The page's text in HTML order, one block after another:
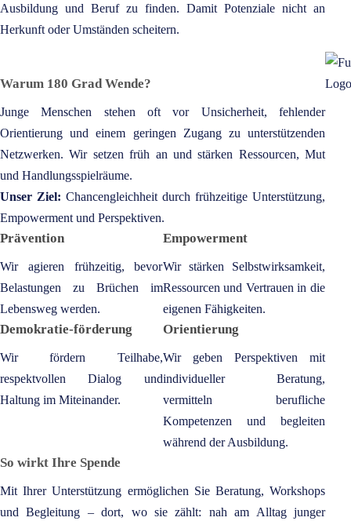
Ausbildung und Beruf zu finden. Damit Potenziale nicht an
Herkunft oder Umständen scheitern.
Warum 180 Grad Wende?
Junge Menschen stehen oft vor Unsicherheit, fehlender
Orientierung und einem geringen Zugang zu unterstützenden
Netzwerken. Wir setzen früh an und stärken Ressourcen, Mut
und Handlungsspielräume.
Unser Ziel: Chancengleichheit durch frühzeitige Unterstützung,
Empowerment und Perspektiven.
Prävention
Wir agieren frühzeitig, bevor
Belastungen zu Brüchen im
Lebensweg werden.
Demokratie-förderung
Wir fördern Teilhabe,
respektvollen Dialog und
Haltung im Miteinander.
Empowerment
Wir stärken Selbstwirksamkeit,
Ressourcen und Vertrauen in die
eigenen Fähigkeiten.
Orientierung
Wir geben Perspektiven mit
individueller Beratung,
vermitteln berufliche
Kompetenzen und begleiten
während der Ausbildung.
So wirkt Ihre Spende
Mit Ihrer Unterstützung ermöglichen Sie Beratung, Workshops
und Begleitung – dort, wo sie zählt: nah am Alltag junger